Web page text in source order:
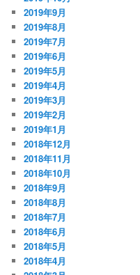
2019年9月
2019年8月
2019年7月
2019年6月
2019年5月
2019年4月
2019年3月
2019年2月
2019年1月
2018年12月
2018年11月
2018年10月
2018年9月
2018年8月
2018年7月
2018年6月
2018年5月
2018年4月